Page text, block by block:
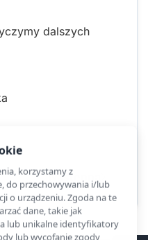
dalszych
Następna